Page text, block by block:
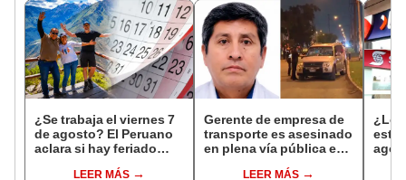
¿Se trabaja el viernes 7
de agosto? El Peruano
aclara si hay feriado
LEER MÁS
Gerente de empresa de
transporte es asesinado
en plena vía pública en
LEER MÁS
este